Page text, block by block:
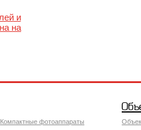
Компактные фотоаппараты